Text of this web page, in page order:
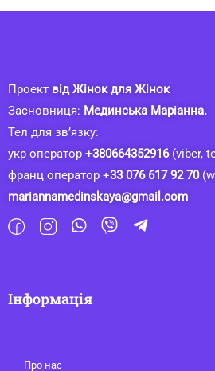
Проект від Жінок для Жінок
Засновниця: Мединська Маріанна.
Тел для зв’язку:
укр оператор +380664352916(viber,
франц оператор +33 076 617 92 70
mariannamedinskaya@gmail.com
Інформація
Про нас